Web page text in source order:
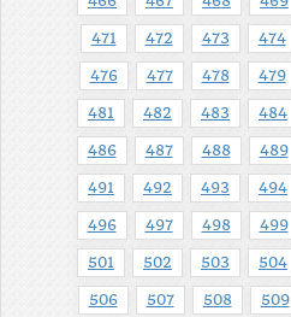
471 472 473 474
476 477 478 479
481 482 483 484
486 487 488 489
491 492 493 494
496 497 498 499
501 502 503 504
506 507 508 509